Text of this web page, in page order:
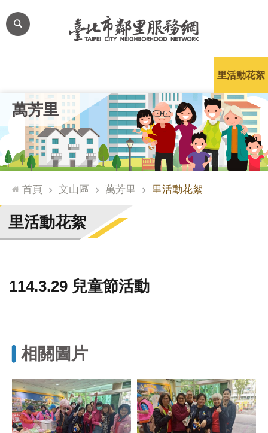
跳到主要內容區塊
網
站
台
通
臺
北
市
門
整
統
文
化
局
萬芳里
里活動花絮
首頁 文山區 萬芳里 里活動花絮
里活動花絮
114.3.29 兒童節活動
相關圖片